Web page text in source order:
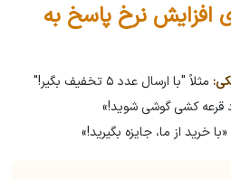
افزایش نرخ پاسخ به
مثلاً "با ارسال عدد ۵ تخفیف بگیر!"
قرعه کشی گوشی شوید!»
«با خرید از ما، جایزه بگیرید!»